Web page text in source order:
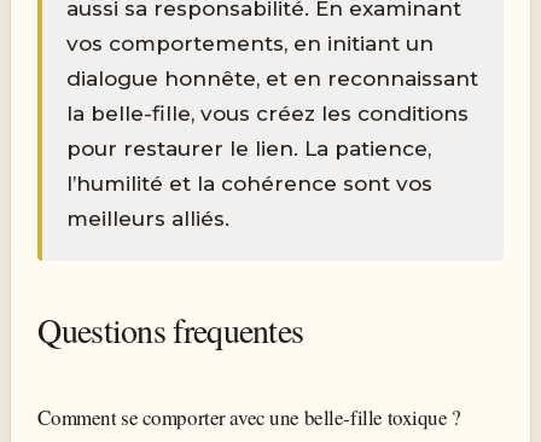
aussi sa responsabilité. En examinant
vos comportements, en initiant un
dialogue honnête, et en reconnaissant
la belle-fille, vous créez les conditions
pour restaurer le lien. La patience,
l’humilité et la cohérence sont vos
meilleurs alliés.
Questions frequentes
Comment se comporter avec une belle-fille toxique ?